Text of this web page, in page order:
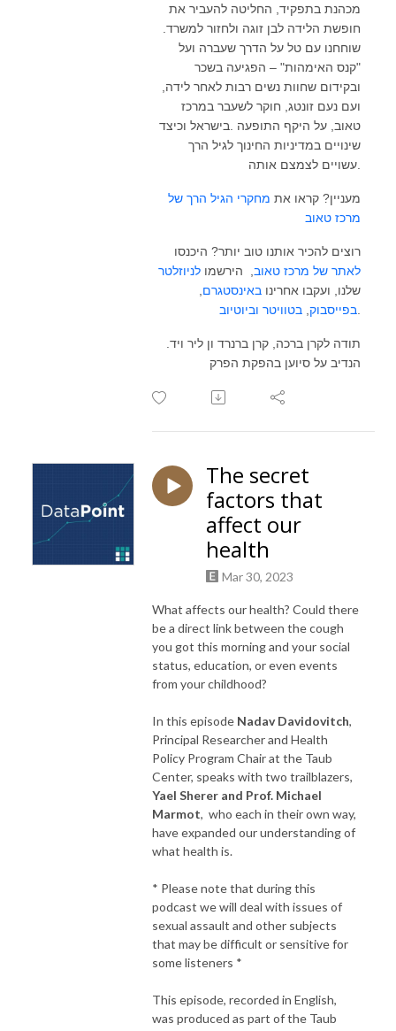
מכהנת בתפקיד, החליטה להעביר את
חופשת הלידה לבן זוגה ולחזור למשרד.
שוחחנו עם טל על הדרך שעברה ועל
"קנס האימהות" – הפגיעה בשכר
ובקידום שחוות נשים רבות לאחר לידה,
ועם נעם זונטג, חוקר לשעבר במרכז
טאוב, על היקף התופעה .בישראל וכיצד
שינויים במדיניות החינוך לגיל הרך
מעניין? קראו את מחקרי הגיל הרך של
מרכז טאוב
רוצים להכיר אותנו טוב יותר? היכנסו
לאתר של מרכז טאוב , הירשמו לניוזלטר
שלנו, ועקבו אחרינו באינסטגרם
בפייסבוק בטוויטר וביוטיוב
הנדיב על סיוען בהפקת הפרק
The secret
factors that
affect our
health
Mar 30, 2023
What affects our health? Could there
be a direct link between the cough
you got this morning and your social
status, education, or even events
from your childhood?
In this episode Nadav Davidovitch,
Principal Researcher and Health
Policy Program Chair at the Taub
Center, speaks with two trailblazers,
Yael Sherer and Prof. Michael
Marmot, who each in their own way,
have expanded our understanding of
what health is.
* Please note that during this
podcast we will deal with issues of
sexual assault and other subjects
that may be difficult or sensitive for
some listeners *
This episode, recorded in English,
was produced as part of the Taub